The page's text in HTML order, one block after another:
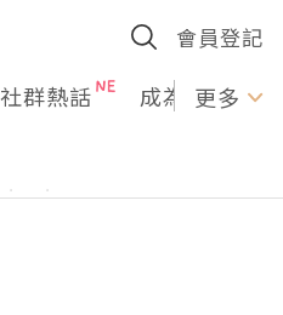
會員登記
社群熱話 成為U更多